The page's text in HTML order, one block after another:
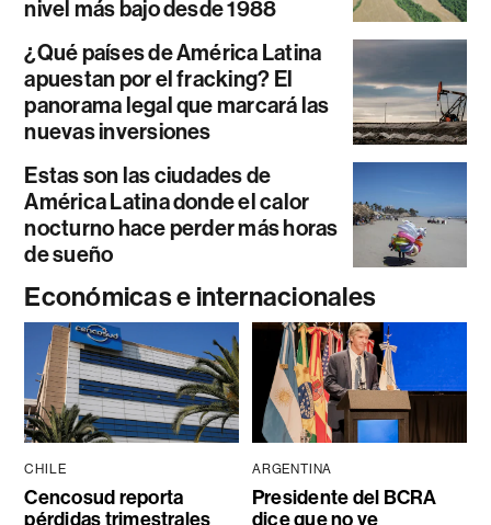
nivel más bajo desde 1988
¿Qué países de América Latina
apuestan por el fracking? El
panorama legal que marcará las
nuevas inversiones
Estas son las ciudades de
América Latina donde el calor
nocturno hace perder más horas
de sueño
Económicas e internacionales
CHILE
Cencosud reporta
pérdidas trimestrales
ARGENTINA
Presidente del BCRA
dice que no ve